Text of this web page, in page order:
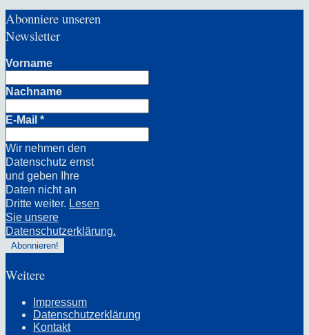
Abonniere unseren
Newsletter
Vorname
Nachname
E-Mail *
Wir nehmen den
Datenschutz ernst
und geben Ihre
Daten nicht an
Dritte weiter. Lesen
Sie unsere
Datenschutzerklärung.
Weitere
Impressum
Datenschutzerklärung
Kontakt